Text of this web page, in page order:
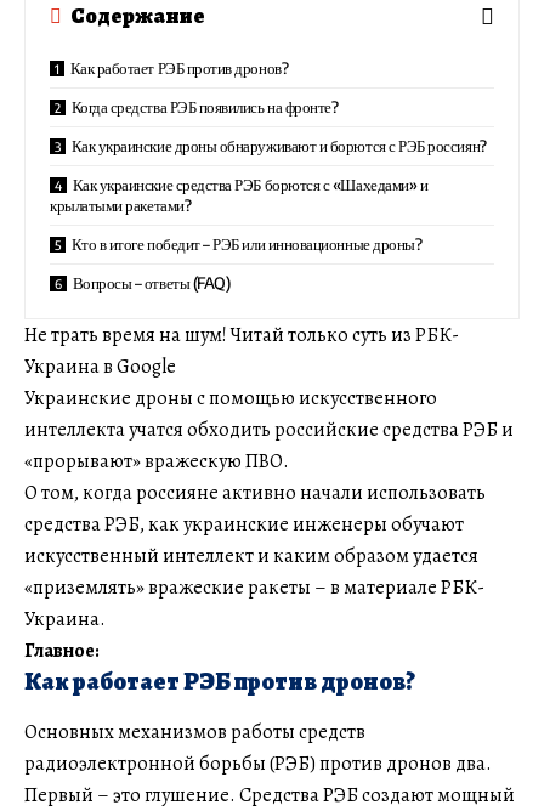
Содержание
Как работает РЭБ против дронов?
Когда средства РЭБ появились на фронте?
Как украинские дроны обнаруживают и борются с РЭБ россиян?
Как украинские средства РЭБ борются с «Шахедами» и
крылатыми ракетами?
Кто в итоге победит – РЭБ или инновационные дроны?
Вопросы – ответы (FAQ)
Не трать время на шум! Читай только суть из РБК-
Украина в Google
Украинские дроны с помощью искусственного
интеллекта учатся обходить российские средства РЭБ и
«прорывают» вражескую ПВО.
О том, когда россияне активно начали использовать
средства РЭБ, как украинские инженеры обучают
искусственный интеллект и каким образом удается
«приземлять» вражеские ракеты – в материале РБК-
Украина.
Главное:
Как работает РЭБ против дронов?
Основных механизмов работы средств
радиоэлектронной борьбы (РЭБ) против дронов два.
Первый – это глушение. Средства РЭБ создают мощный